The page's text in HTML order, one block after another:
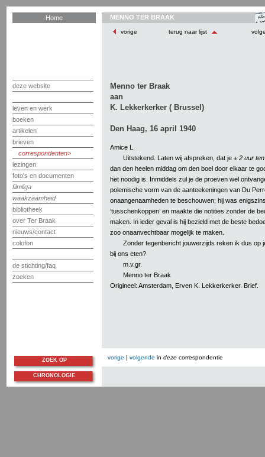
Home
deze website
leven en werk
boeken
artikelen
brieven
correspondenten
lezingen
foto's en documenten
filmliga
waakzaamheid
bibliotheek
over Ter Braak
nieuws/contact
colofon
de stichting/faq
zoeken
MENNO TER BRAAK
vorige terug naar lijst
Menno ter Braak
aan
K. Lekkerkerker ( Brussel)
Den Haag, 16 april 1940
Amice L.
Uitstekend. Laten wij afspreken, dat je ± 2 uur
dan den heelen middag om den boel door elkaar te
het noodig is. Inmiddels zul je de proeven wel
polemische vorm van de aanteekeningen van Du
onaangenaamheden te beschouwen; hij was
‘tusschenkoppen’ en maakte die notities zonder de
maken. In ieder geval is hij bezield met de beste
zoo onaanvechtbaar mogelijk te maken.
Zonder tegenbericht jouwerzijds reken ik dus op
bij ons eten?
m.v.gr.
Menno ter Braak
Origineel: Amsterdam, Erven K. Lekkerkerker. Brief.
vorige | volgende in deze correspondentie
ZOEK OP
CHRONOLOGIE